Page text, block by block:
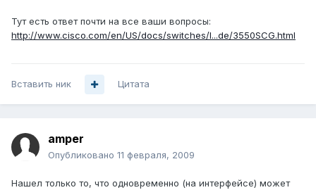
Тут есть ответ почти на все ваши вопросы:
http://www.cisco.com/en/US/docs/switches/l...de/3550SCG.html
Вставить ник Цитата
amper
Опубликовано 11 февраля, 2009
Нашел только то, что одновременно (на интерфейсе) может